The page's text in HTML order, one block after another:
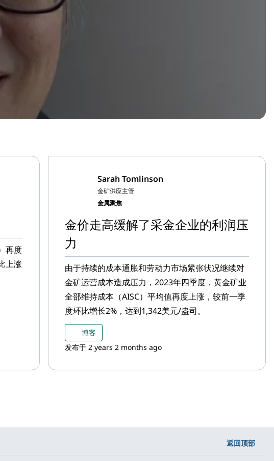
再度
上涨
Sarah Tomlinson
金矿供应主管
金属聚焦
金价走高缓解了采金企业的利润压
力
由于持续的成本通胀和劳动力市场紧张状况继续对
金矿运营成本造成压力，2023年四季度，黄金矿业
全部维持成本（AISC）平均值再度上涨，较前一季
度环比增长2%，达到1,342美元/盎司。
博客
发布于 2 years 2 months ago
返回顶部